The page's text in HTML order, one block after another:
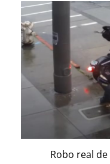
Robo real